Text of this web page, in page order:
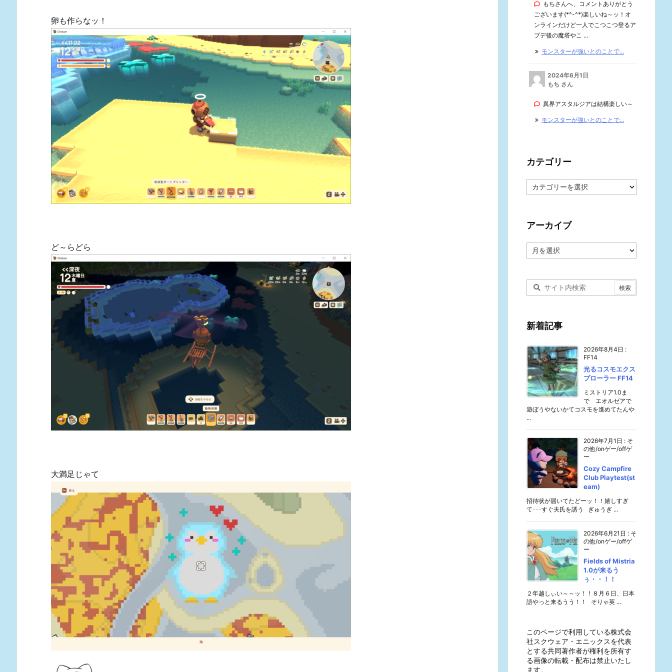
卵も作らなッ！
ど～らどら
大満足じゃて
もちさんへ、コメントありがとう
ございます(*^-^*)楽しいね～ッ！オ
ンラインだけど一人でこつこつ登るア
プデ後の魔塔やこ ...
モンスターが強いとのことで...
2024年6月1日
もち さん
異界アスタルジアは結構楽しい～
モンスターが強いとのことで...
カテゴリー
テ
ー
アーカイブ
ー
新着記事
2026年8月4日 :
FF14
光るコスモエクス
プローラー FF14
ミストリア1.0ま
で エオルゼアで
遊ぼうやないかてコスモを進めてたんや
...
2026年7月1日 : そ
の他/onゲー/offゲ
ー
Cozy Campfire
Club Playtest(st
eam)
招待状が届いてたどーッ！！嬉しすぎ
て･･･すぐ夫氏を誘う ぎゅうぎ ...
2026年6月21日 : そ
の他/onゲー/offゲ
ー
Fields of Mistria
1.0が来るう
ぅ・・！！
２年越しぃい～～ッ！！８月６日、日本
語やっと来るうう！！ そりゃ英 ...
このページで利用している株式会
社スクウェア・エニックスを代表
とする共同著作者が権利を所有す
る画像の転載・配布は禁止いたし
ます。